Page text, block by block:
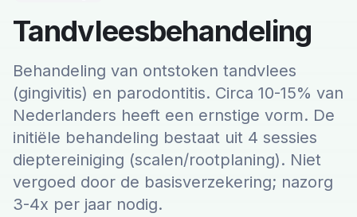
Tandvleesbehandeling
Behandeling van ontstoken tandvlees
(gingivitis) en parodontitis. Circa 10-15% van
Nederlanders heeft een ernstige vorm. De
initiële behandeling bestaat uit 4 sessies
dieptereiniging (scalen/rootplaning). Niet
vergoed door de basisverzekering; nazorg
3-4x per jaar nodig.